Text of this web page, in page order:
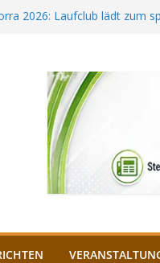
2026: Laufclub lädt zum
Kaffee aus Bamberg
bald: Das ist heuer
in Schlüsselfeld: Kreuzung